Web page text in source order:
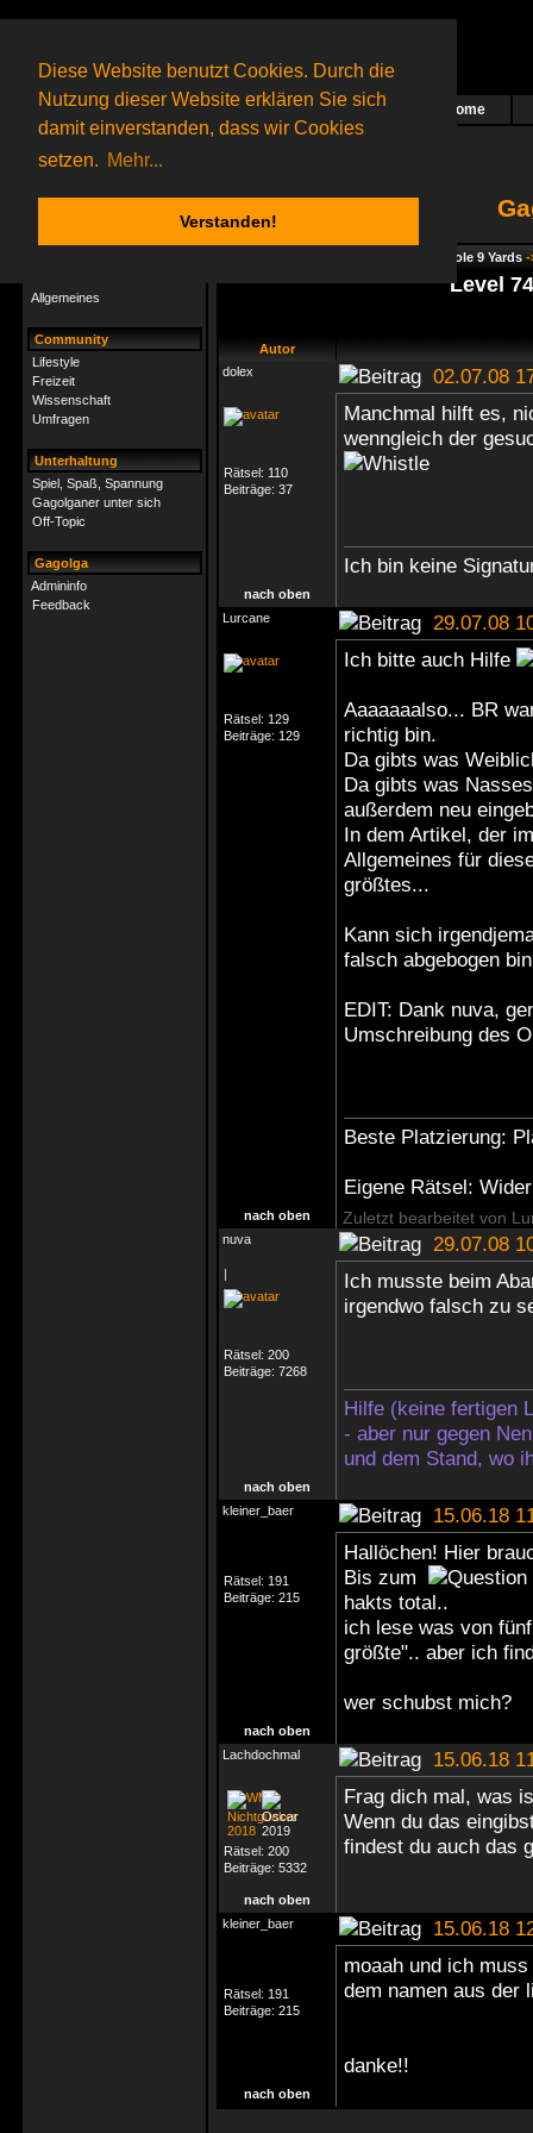
Diese Website benutzt Cookies. Durch die
Nutzung dieser Website erklären Sie sich
damit einverstanden, dass wir Cookies
setzen. Mehr...
Verstanden!
Das nächste Rätsel ist in Arbeit Home
69 Gagolganeronline(0 registrierte und 69 Gäste)
Gagolganer:
9732Rätsel online:
Allgemeines
Community
Lifestyle
Freizeit
Wissenschaft
Umfragen
Unterhaltung
Spiel, Spaß, Spannung
Gagolganer unter sich
Off-Topic
Gagolga
Admininfo
Feedback
Gagolga - Whole 9 Yards
Level
Autor
dolex
02.07.08
Rätsel: 110
Beiträge: 37
Manchmal hilft es,
wenngleich der
Ich bin keine
nach oben
Lurcane
29.07.08
Rätsel: 129
Beiträge: 129
Ich bitte auch Hilfe
Aaaaaaalso... BR
richtig bin.
Da gibts was
Da gibts was
außerdem neu
In dem Artikel, der
Allgemeines für
größtes...
Kann sich
falsch abgebogen
EDIT: Dank nuva,
Umschreibung des
Beste Platzierung:
Eigene Rätsel:
nach oben Zuletzt bearbeitet von
nuva 29.07.08
|
Rätsel: 200
Beiträge: 7268
Ich musste beim
irgendwo falsch zu
Hilfe (keine fertigen
- aber nur gegen
und dem Stand, wo
nach oben
kleiner_baer
15.06.18
Rätsel: 191
Beiträge: 215
Hallöchen! Hier
Bis zum
hakts total..
ich lese was von
größte".. aber ich
wer schubst mich?
nach oben
Lachdochmal
15.06.18
Rätsel: 200
Beiträge: 5332
Frag dich mal, was
Wenn du das
findest du auch das
nach oben
kleiner_baer
15.06.18
Rätsel: 191
Beiträge: 215
moaah und ich
dem namen aus
danke!!
nach oben